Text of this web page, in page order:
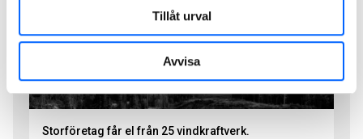
Tillåt urval
Avvisa
Storföretag får el från 25 vindkraftverk.